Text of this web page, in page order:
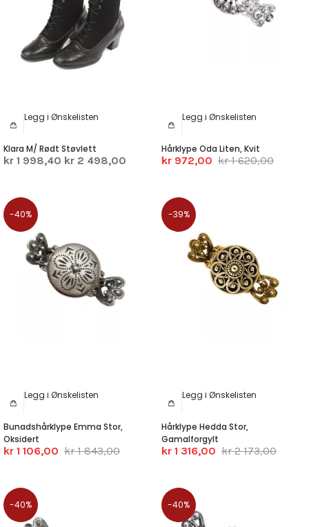
Legg i Ønskelisten
Klara M/ Rødt Støvlett
kr 1 998,40 kr 2 498,00
Legg i Ønskelisten
Hårklype Oda Liten, Kvit
kr 972,00 kr 1 620,00
-40%
Legg i Ønskelisten
Bunadshårklype Emma Stor,
Oksidert
kr 1 106,00 kr 1 843,00
-39%
Legg i Ønskelisten
Hårklype Hedda Stor,
Gamalforgylt
kr 1 316,00 kr 2 173,00
-40% -40%